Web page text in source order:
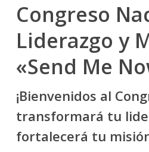
Congreso
Liderazgo y
«Send Me
¡Bienvenidos al
transformará tu
fortalecerá tu